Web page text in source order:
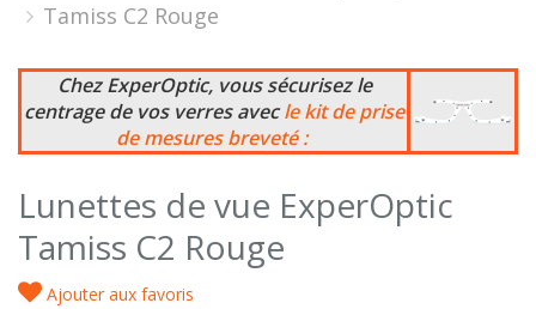
Tamiss C2 Rouge
Chez ExperOptic, vous sécurisez le
centrage de vos verres avecle kit de prise
de mesures breveté :
Lunettes de vue ExperOptic
Tamiss C2 Rouge
Ajouter aux favoris